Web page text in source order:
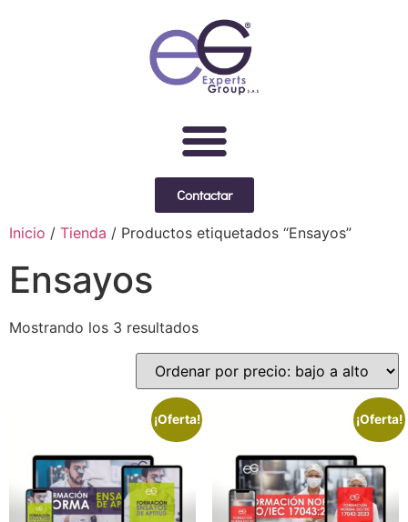
Contactar
Inicio / Tienda / Productos etiquetados “Ensayos”
Ensayos
Mostrando los 3 resultados
¡Oferta! ¡Oferta!